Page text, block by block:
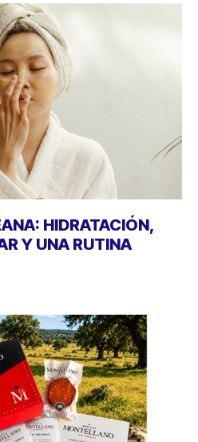
HIDRATACIÓN,
Y UNA RUTINA